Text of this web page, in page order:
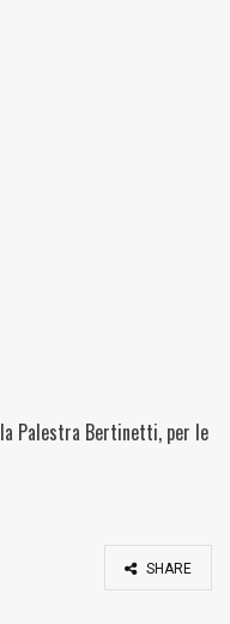
Palestra Bertinetti, per le
SHARE